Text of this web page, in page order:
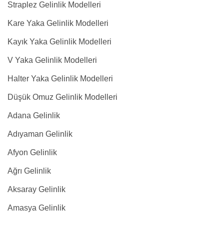
Straplez Gelinlik Modelleri
Kare Yaka Gelinlik Modelleri
Kayık Yaka Gelinlik Modelleri
V Yaka Gelinlik Modelleri
Halter Yaka Gelinlik Modelleri
Düşük Omuz Gelinlik Modelleri
Adana Gelinlik
Adıyaman Gelinlik
Afyon Gelinlik
Ağrı Gelinlik
Aksaray Gelinlik
Amasya Gelinlik